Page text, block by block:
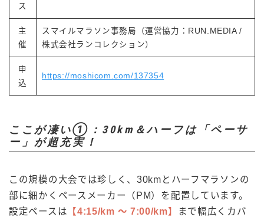
ス
主
催
スマイルマラソン事務局（運営協力：RUN.MEDIA /
株式会社ランコレクション）
申
込
https://moshicom.com/137354
ここが凄い①：30km＆ハーフは「ペーサ
ー」が超充実！
この規模の大会では珍しく、30kmとハーフマラソンの
部に細かくペースメーカー（PM）を配置しています。
設定ペースは 【4:15/km 〜 7:00/km】
まで幅広くカバ